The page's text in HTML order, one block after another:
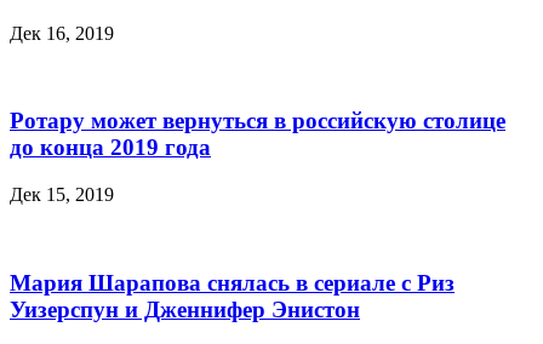
Дек 16, 2019
Ротару может вернуться в российскую столице
до конца 2019 года
Дек 15, 2019
Мария Шарапова снялась в сериале с Риз
Уизерспун и Дженнифер Энистон